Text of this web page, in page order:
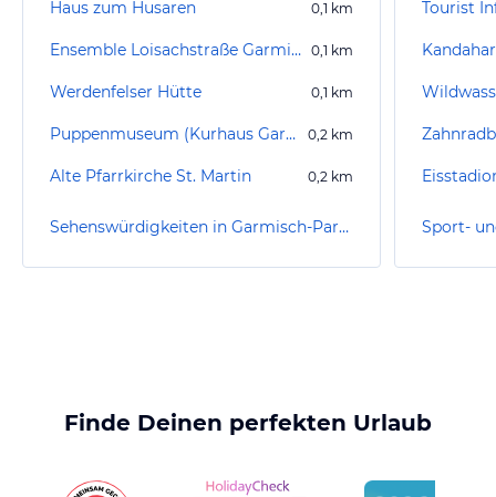
Haus zum Husaren 0,1 km
Ensemble Loisachstraße Garmisch-Partenkirchen 0,1 km
Werdenfelser Hütte 0,1 km
Puppenmuseum (Kurhaus Garmisch) 0,2 km
Alte Pfarrkirche St. Martin 0,2 km
Sehenswürdigkeiten in Garmisch-Partenkirchen
Finde Deinen perfekten Urlaub